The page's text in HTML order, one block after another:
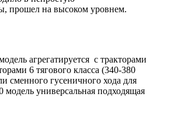
прошел на высоком уровнем.
агрегатируется с тракторами
6 тягового класса (340-380
сменного гусеничного хода для
универсальная подходящая